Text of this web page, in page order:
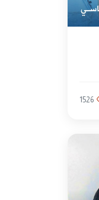
1526